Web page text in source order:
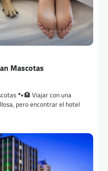
Mascotas
🐾🏨 Viajar con una
pero encontrar el hotel